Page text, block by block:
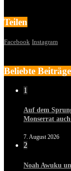
Teilen
Facebook Instagram
Beliebte
1
Auf dem
Monserrat
7. August 2026
2
Noah Awuku